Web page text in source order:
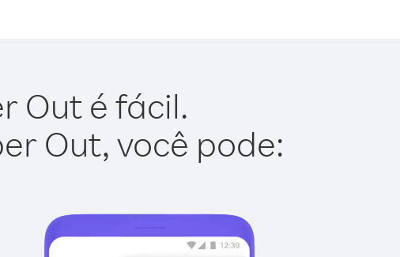
Out é fácil.
Out, você pode: